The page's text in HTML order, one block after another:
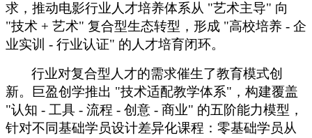
求，推动电影行业人才培养体系从 "艺术主导" 向
"技术 + 艺术" 复合型生态转型，形成 "高校培养 - 企
业实训 - 行业认证" 的人才培育闭环。
行业对复合型人才的需求催生了教育模式创
新。巨盈创学推出 "技术适配教学体系"，构建覆盖
"认知 - 工具 - 流程 - 创意 - 商业" 的五阶能力模型，
针对不同基础学员设计差异化课程：零基础学员从